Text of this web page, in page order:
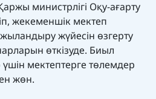
министрлігі Оқу-ағарту
жекеменшік мектеп
жүйесін өзгерту
өткізуде. Биыл
үшін мектептерге төлемдер
жөн.